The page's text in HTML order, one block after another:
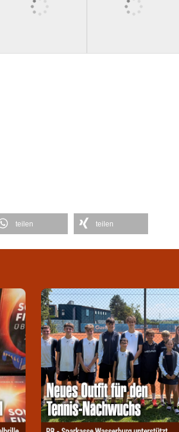
teilen teilen